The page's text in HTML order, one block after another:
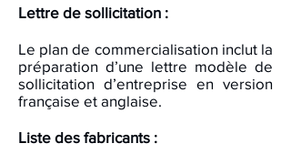
Lettre de sollicitation :
Le plan de commercialisation inclut la
préparation d’une lettre modèle de
sollicitation d’entreprise en version
française et anglaise.
Liste des fabricants :